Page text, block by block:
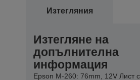
Изтегляния
Изтегляне на
допълнителна
информация
Epson M-260: 76mm, 12V Лист